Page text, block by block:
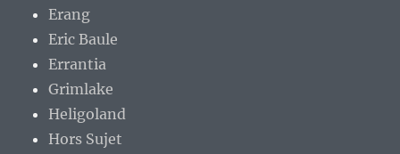
Erang
Eric Baule
Errantia
Grimlake
Heligoland
Hors Sujet